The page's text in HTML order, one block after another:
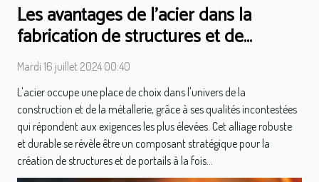
Les avantages de l'acier dans la
fabrication de structures et de
portails
Mardi 16 juillet 2024 00:40
L'acier occupe une place de choix dans l'univers de la
construction et de la métallerie, grâce à ses qualités incontestées
qui répondent aux exigences les plus élevées. Cet alliage robuste
et durable se révèle être un composant stratégique pour la
création de structures et de portails à la fois...